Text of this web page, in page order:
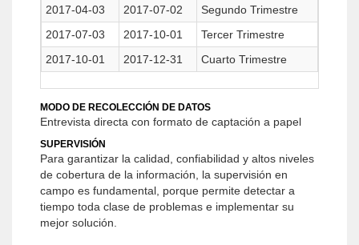
2017-04-03
2017-07-02
Segundo Trimestre
2017-07-03
2017-10-01
Tercer Trimestre
2017-10-01
2017-12-31 Cuarto Trimestre
MODO DE RECOLECCIÓN DE DATOS
Entrevista directa con formato de captación a papel
SUPERVISIÓN
Para garantizar la calidad, confiabilidad y altos niveles
de cobertura de la información, la supervisión en
campo es fundamental, porque permite detectar a
tiempo toda clase de problemas e implementar su
mejor solución.